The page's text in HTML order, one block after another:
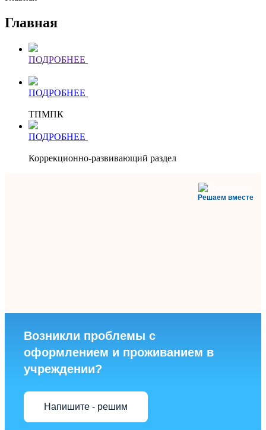
Главная
ПОДРОБНЕЕ
ПОДРОБНЕЕ
ТПМПК
ПОДРОБНЕЕ
Коррекционно-развивающий раздел
Решаем вместе
Возникли проблемы с
оформлением и проживанием в
учреждении?
Напишите - решим